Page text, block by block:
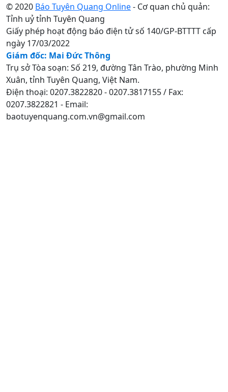
© 2020 Báo Tuyên Quang Online- Cơ quan chủ quản:
Tỉnh uỷ tỉnh Tuyên Quang
Giấy phép hoạt động báo điện tử số 140/GP-BTTTT cấp
ngày 17/03/2022
Giám đốc: Mai Đức Thông
Trụ sở Tòa soạn: Số 219, đường Tân Trào, phường Minh
Xuân, tỉnh Tuyên Quang, Việt Nam.
Điện thoại: 0207.3822820 - 0207.3817155 / Fax:
0207.3822821 - Email:
baotuyenquang.com.vn@gmail.com